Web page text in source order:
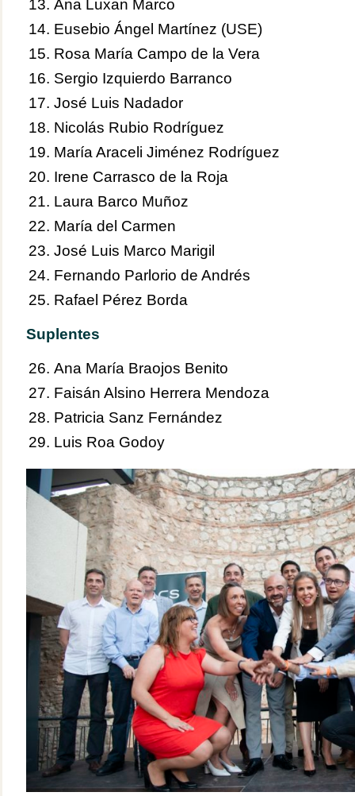
Ana Luxan Marco
Eusebio Ángel Martínez (USE)
Rosa María Campo de la Vera
Sergio Izquierdo Barranco
José Luis Nadador
Nicolás Rubio Rodríguez
María Araceli Jiménez Rodríguez
Irene Carrasco de la Roja
Laura Barco Muñoz
María del Carmen
José Luis Marco Marigil
Fernando Parlorio de Andrés
Rafael Pérez Borda
Suplentes
Ana María Braojos Benito
Faisán Alsino Herrera Mendoza
Patricia Sanz Fernández
Luis Roa Godoy